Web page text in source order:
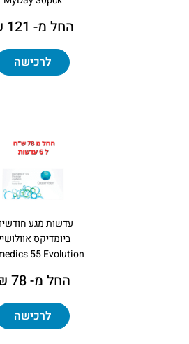
החל מ- 121 ₪
לרכישה
עדשות מגע
ביומדיקס
55 Evolution
החל מ- 78 ₪
לרכישה